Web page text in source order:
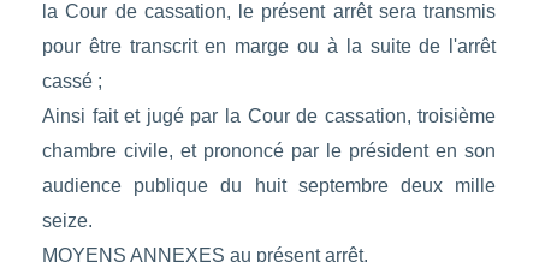
la Cour de cassation, le présent arrêt sera transmis
pour être transcrit en marge ou à la suite de l'arrêt
cassé ;
Ainsi fait et jugé par la Cour de cassation, troisième
chambre civile, et prononcé par le président en son
audience publique du huit septembre deux mille
seize.
MOYENS ANNEXES au présent arrêt.